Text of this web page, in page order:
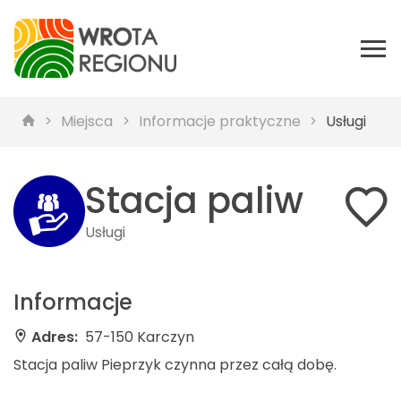
Miejsca Informacje praktyczne Usługi
Stacja paliw
Usługi
Informacje
Adres: 57-150 Karczyn
Stacja paliw Pieprzyk czynna przez całą dobę.